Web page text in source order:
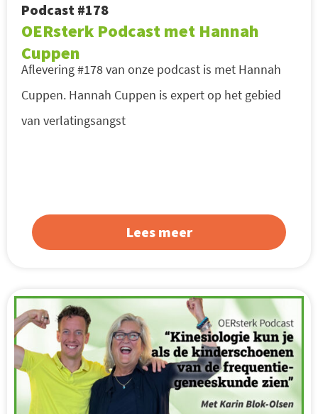
Podcast #178
OERsterk Podcast met Hannah
Cuppen
Aflevering #178 van onze podcast is met Hannah
Cuppen. Hannah Cuppen is expert op het gebied
van verlatingsangst
Lees meer